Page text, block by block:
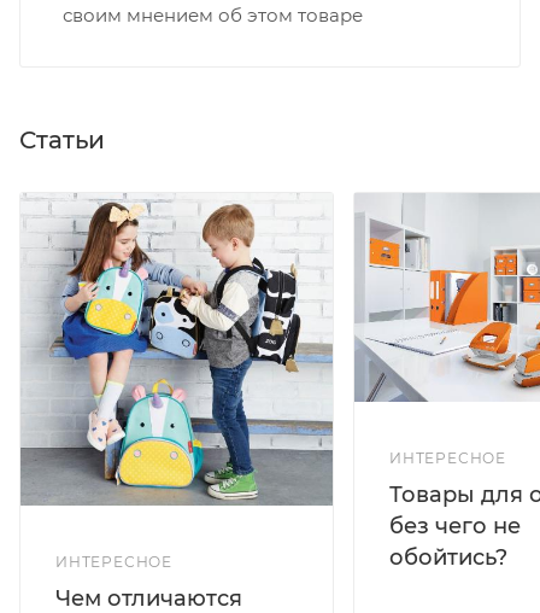
своим мнением об этом товаре
Статьи
ИНТЕРЕСНОЕ
Чем отличаются
ИНТЕРЕСНОЕ
Товары для
без чего не
обойтись?